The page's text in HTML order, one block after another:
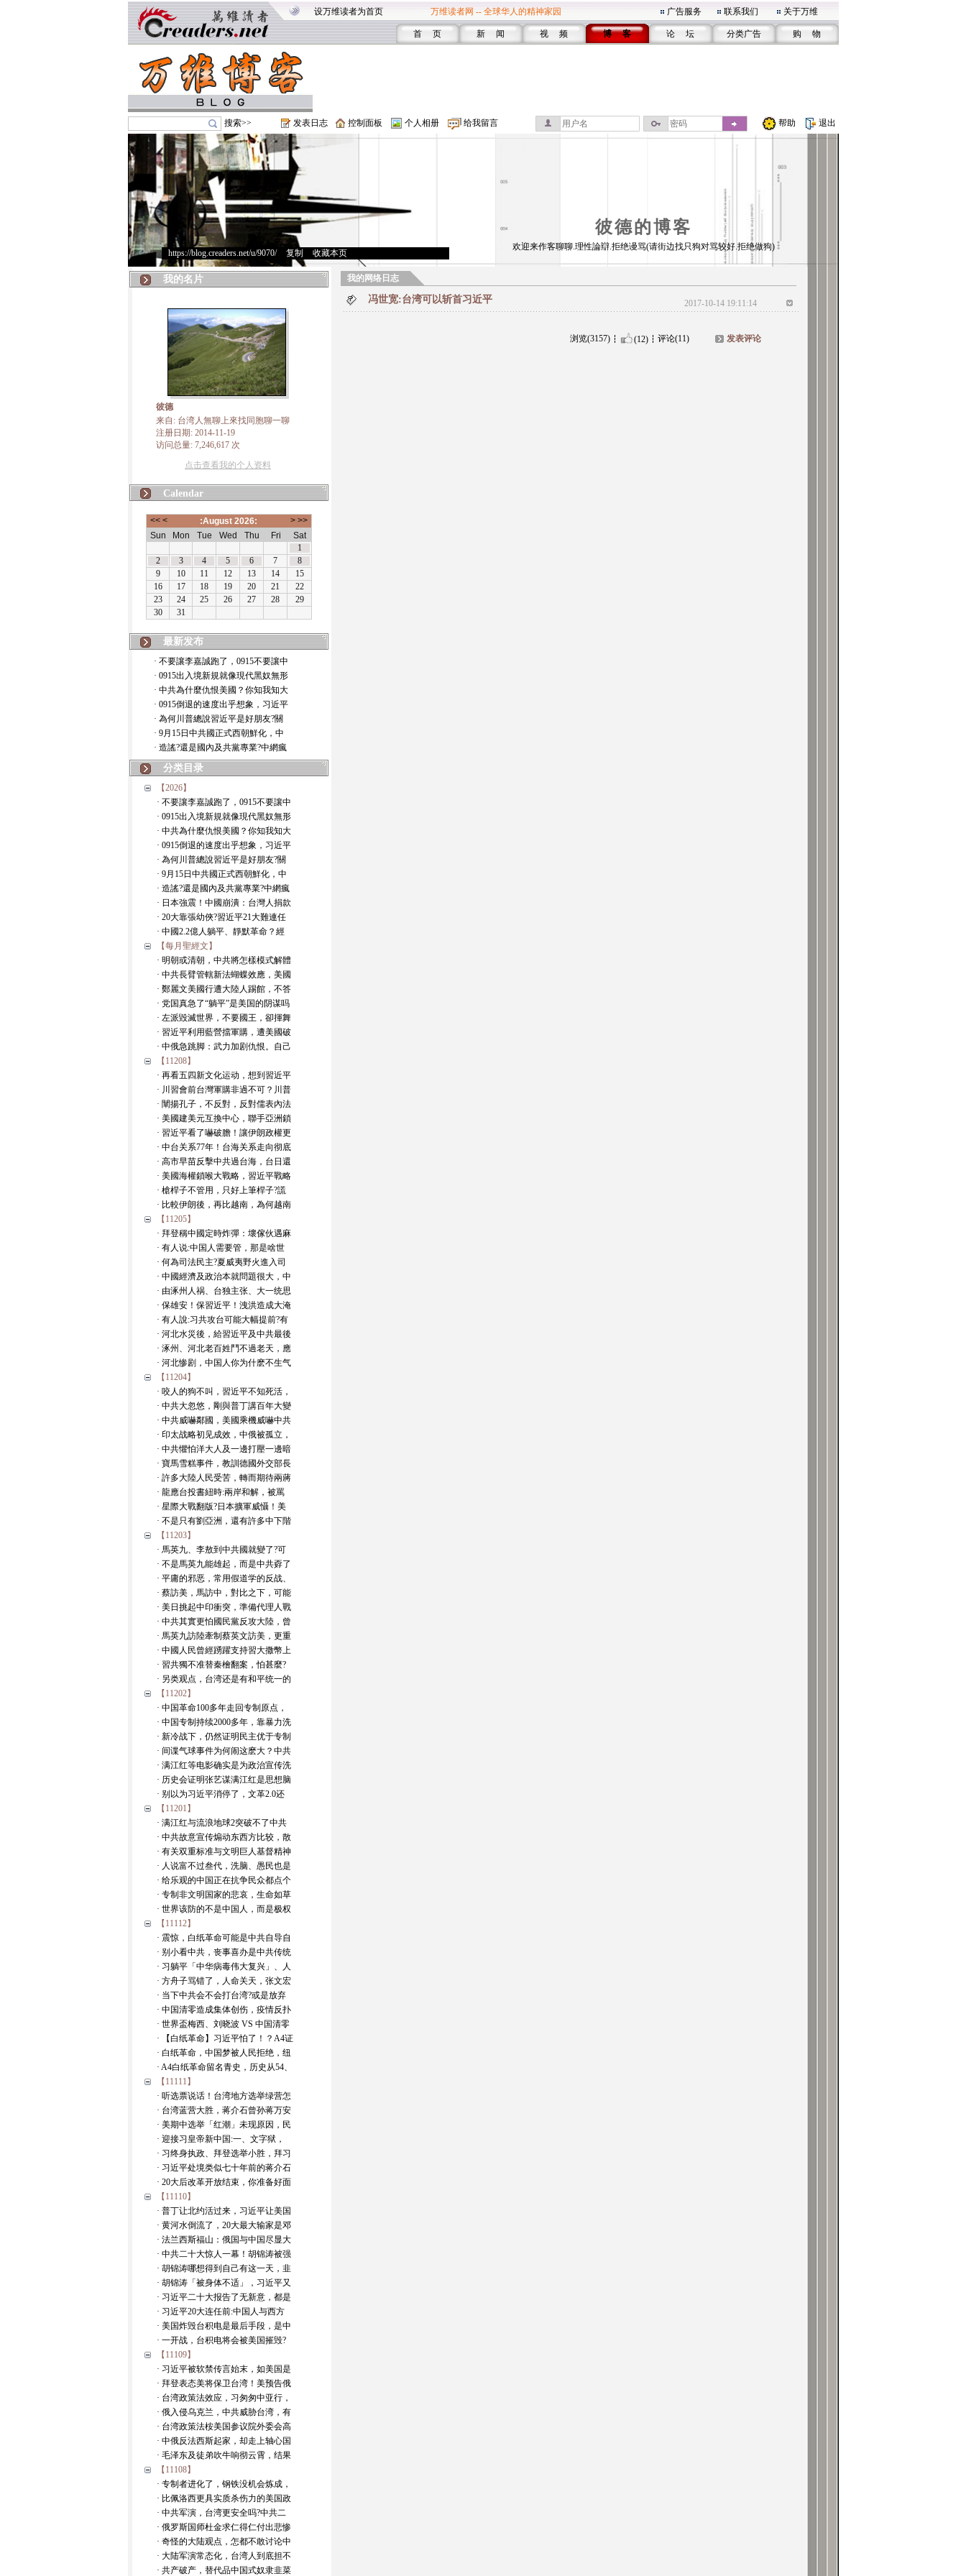
设万维读者为首页 万维读者网 -- 全球华人的精神家园 广告服务 联系我们 关于万维
首 页 新 闻 视 频 博 客 论 坛 分类广告 购 物
搜索>> 发表日志 控制面板 个人相册 给我留言 帮助 退出
彼德的博客
https://blog.creaders.net/u/9070/> 复制 收藏本页
欢迎来作客聊聊.理性論辯.拒绝谩骂(请街边找只狗对骂较好.拒绝做狗)
我的名片
彼德
来自: 台湾人無聊上來找同胞聊一聊
注册日期: 2014-11-19
访问总量: 7,246,617 次
点击查看我的个人资料
Calendar
最新发布
· 不要讓李嘉誠跑了，0915不要讓中
· 0915出入境新規就像現代黑奴無形
· 中共為什麼仇恨美國？你知我知大
· 0915倒退的速度出乎想象，习近平
· 為何川普總說習近平是好朋友?關
· 9月15日中共國正式西朝鮮化，中
· 造謠?還是國內及共黨專業?中網瘋
分类目录
【2026】
· 不要讓李嘉誠跑了，0915不要讓中
· 0915出入境新規就像現代黑奴無形
· 中共為什麼仇恨美國？你知我知大
· 0915倒退的速度出乎想象，习近平
· 為何川普總說習近平是好朋友?關
· 9月15日中共國正式西朝鮮化，中
· 造謠?還是國內及共黨專業?中網瘋
· 日本強震！中國崩潰：台灣人捐款
· 20大靠張幼俠?習近平21大難連任
· 中國2.2億人躺平、靜默革命？經
【每月聖經文】
· 明朝或清朝，中共將怎樣模式解體
· 中共長臂管轄新法蝴蝶效應，美國
· 鄭麗文美國行遭大陸人踢館，不答
· 党国真急了“躺平”是美国的阴谋吗
· 左派毀滅世界，不要國王，卻揮舞
· 習近平利用藍營擋軍購，遭美國破
· 中俄急跳脚：武力加剧仇恨。自己
【11208】
· 再看五四新文化运动，想到習近平
· 川習會前台灣軍購非過不可？川普
· 闡揚孔子，不反對，反對儒表內法
· 美國建美元互換中心，聯手亞洲鎖
· 習近平看了嚇破膽！讓伊朗政權更
· 中台关系77年！台海关系走向彻底
· 高市早苗反擊中共過台海，台日還
· 美國海權鎖喉大戰略，習近平戰略
· 槍桿子不管用，只好上筆桿子?謊
· 比較伊朗後，再比越南，為何越南
【11205】
· 拜登稱中國定時炸彈：壞傢伙遇麻
· 有人说:中国人需要管，那是啥世
· 何為司法民主?夏威夷野火進入司
· 中國經濟及政治本就問題很大，中
· 由涿州人祸、台独主张、大一统思
· 保雄安！保習近平！洩洪造成大淹
· 有人說:习共攻台可能大幅提前?有
· 河北水災後，給習近平及中共最後
· 涿州、河北老百姓鬥不過老天，應
· 河北惨剧，中国人你为什麽不生气
【11204】
· 咬人的狗不叫，習近平不知死活，
· 中共大忽悠，剛與普丁講百年大變
· 中共威嚇鄰國，美國乘機威嚇中共
· 印太战略初见成效，中俄被孤立，
· 中共懼怕洋大人及一邊打壓一邊暗
· 寶馬雪糕事件，教訓德國外交部長
· 許多大陸人民受苦，轉而期待兩蔣
· 龍應台投書紐時:兩岸和解，被罵
· 星際大戰翻版?日本擴軍威懾！美
· 不是只有劉亞洲，還有許多中下階
【11203】
· 馬英九、李敖到中共國就變了?可
· 不是馬英九能雄起，而是中共孬了
· 平庸的邪恶，常用假道学的反战、
· 蔡訪美，馬訪中，對比之下，可能
· 美日挑起中印衝突，準備代理人戰
· 中共其實更怕國民黨反攻大陸，曾
· 馬英九訪陸牽制蔡英文訪美，更重
· 中國人民曾經踴躍支持習大撒幣上
· 習共獨不准替秦檜翻案，怕甚麼?
· 另类观点，台湾还是有和平统一的
【11202】
· 中国革命100多年走回专制原点，
· 中国专制持续2000多年，靠暴力洗
· 新冷战下，仍然证明民主优于专制
· 间谍气球事件为何闹这麽大？中共
· 满江红等电影确实是为政治宣传洗
· 历史会证明张艺谋满江红是思想脑
· 别以为习近平消停了，文革2.0还
【11201】
· 满江红与流浪地球2突破不了中共
· 中共故意宣传煽动东西方比较，散
· 有关双重标准与文明巨人基督精神
· 人说富不过叁代，洗脑、愚民也是
· 给乐观的中国正在抗争民众都点个
· 专制非文明国家的悲哀，生命如草
· 世界该防的不是中国人，而是极权
【11112】
· 震惊，白纸革命可能是中共自导自
· 别小看中共，丧事喜办是中共传统
· 习躺平「中华病毒伟大复兴」、人
· 方舟子骂错了，人命关天，张文宏
· 当下中共会不会打台湾?或是放弃
· 中国清零造成集体创伤，疫情反扑
· 世界盃梅西、刘晓波 VS 中国清零
· 【白纸革命】习近平怕了！？A4证
· 白纸革命，中国梦被人民拒绝，纽
· A4白纸革命留名青史，历史从54、
【11111】
· 听选票说话！台湾地方选举绿营怎
· 台湾蓝营大胜，蒋介石曾孙蒋万安
· 美期中选举「红潮」未现原因，民
· 迎接习皇帝新中国:一、文字狱，
· 习终身执政、拜登选举小胜，拜习
· 习近平处境类似七十年前的蒋介石
· 20大后改革开放结束，你准备好面
【11110】
· 普丁让北约活过来，习近平让美国
· 黄河水倒流了，20大最大输家是邓
· 法兰西斯福山：俄国与中国尽显大
· 中共二十大惊人一幕！胡锦涛被强
· 胡锦涛哪想得到自己有这一天，韭
· 胡锦涛「被身体不适」，习近平又
· 习近平二十大报告了无新意，都是
· 习近平20大连任前:中国人与西方
· 美国炸毁台积电是最后手段，是中
· 一开战，台积电将会被美国摧毁?
【11109】
· 习近平被软禁传言始末，如美国是
· 拜登表态美将保卫台湾！美预告俄
· 台湾政策法效应，习匆匆中亚行，
· 俄入侵乌克兰，中共威胁台湾，有
· 台湾政策法桉美国参议院外委会高
· 中俄反法西斯起家，却走上轴心国
· 毛泽东及徒弟吹牛响彻云霄，结果
【11108】
· 专制者进化了，钢铁没机会炼成，
· 比佩洛西更具实质杀伤力的美国政
· 中共军演，台湾更安全吗?中共二
· 俄罗斯国师杜金求仁得仁付出悲惨
· 奇怪的大陆观点，怎都不敢讨论中
· 大陆军演常态化，台湾人到底担不
· 共产破产，替代品中国式奴隶韭菜
我的网络日志
冯世宽:台湾可以斩首习近平 2017-10-14 19:11:14
浏览(3157) (12) 评论(11) 发表评论